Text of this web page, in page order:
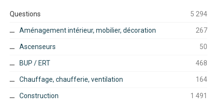
Questions 5 294
Aménagement intérieur, mobilier, décoration 267
Ascenseurs 50
BUP / ERT 468
Chauffage, chaufferie, ventilation 164
Construction 1 491